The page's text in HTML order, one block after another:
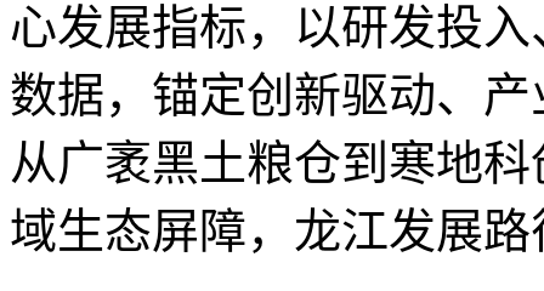
心发展指标，以研发投
数据，锚定创新驱动、
从广袤黑土粮仓到寒地
域生态屏障，龙江发展